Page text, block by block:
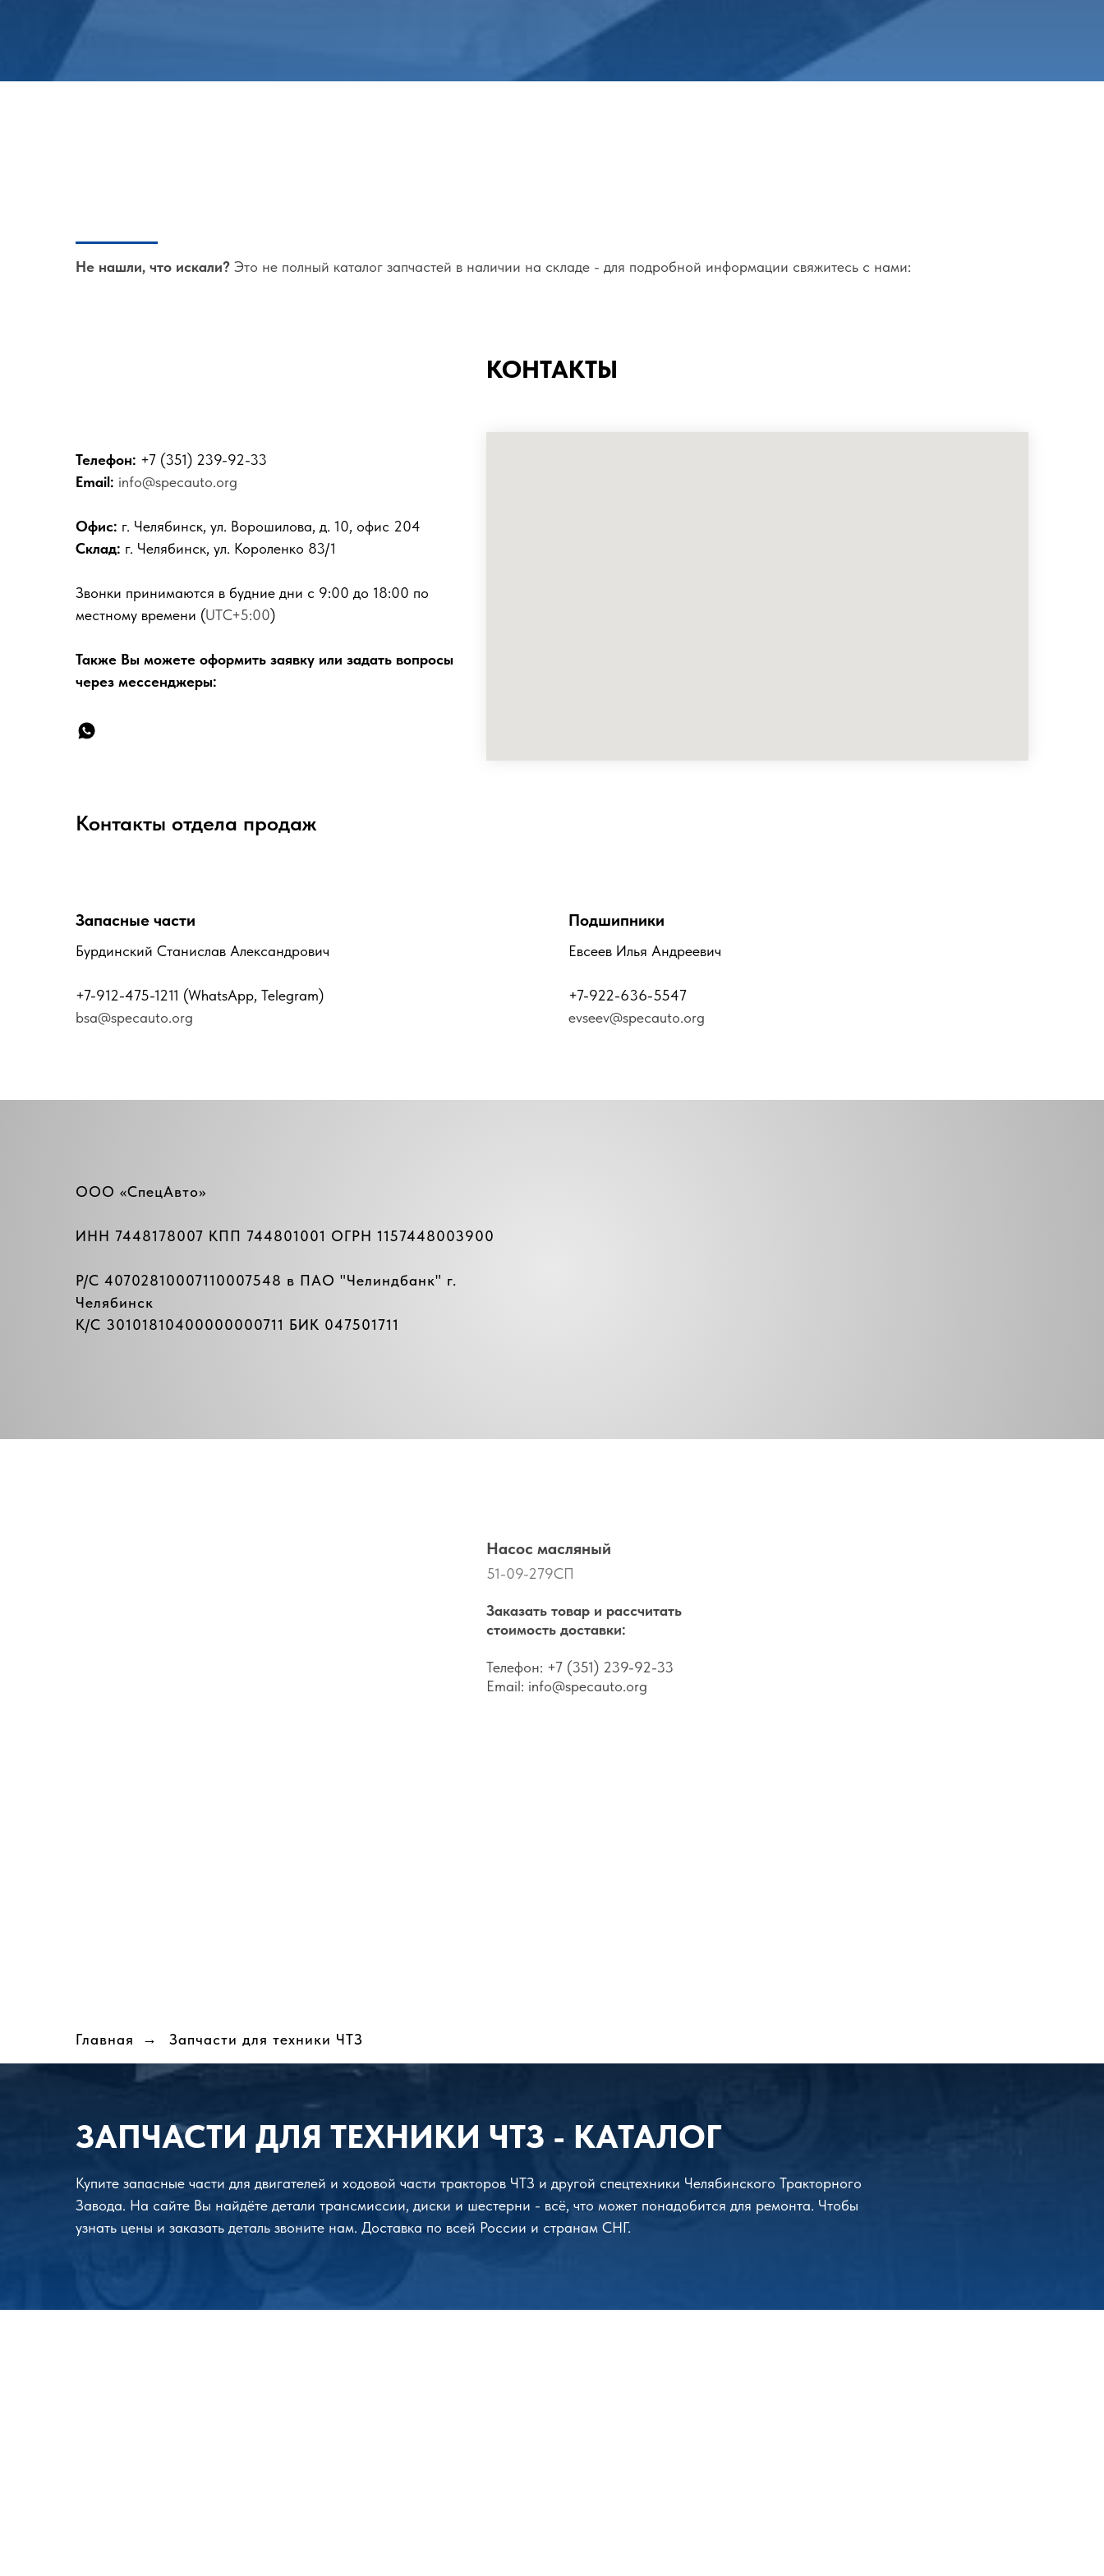
Не нашли, что искали? Это не полный каталог запчастей в наличии на складе - для подробной информации свяжитесь с нами:
КОНТАКТЫ
Телефон: +7 (351) 239-92-33
Email: info@specauto.org
Офис: г. Челябинск, ул. Ворошилова, д. 10, офис 204
Склад: г. Челябинск, ул. Короленко 83/1
Звонки принимаются в будние дни с 9:00 до 18:00 по
местному времени (UTC+5:00)
Также Вы можете оформить заявку или задать вопросы
через мессенджеры:
Контакты отдела продаж
Запасные части
Бурдинский Станислав Александрович
+7-912-475-1211 (WhatsApp, Telegram)
bsa@specauto.org
Подшипники
Евсеев Илья Андреевич
+7-922-636-5547
evseev@specauto.org
ООО «СпецАвто»
ИНН 7448178007 КПП 744801001 ОГРН 1157448003900
Р/C 40702810007110007548 в ПАО "Челиндбанк" г.
Челябинск
К/C 30101810400000000711 БИК 047501711
Насос масляный
51-09-279СП
Заказать товар и рассчитать
стоимость доставки:
Телефон: +7 (351) 239-92-33
Email: info@specauto.org
Главная → Запчасти для техники ЧТЗ
ЗАПЧАСТИ ДЛЯ ТЕХНИКИ ЧТЗ - КАТАЛОГ
Купите запасные части для двигателей и ходовой части тракторов ЧТЗ и другой спецтехники Челябинского Тракторного
Завода. На сайте Вы найдёте детали трансмиссии, диски и шестерни - всё, что может понадобится для ремонта. Чтобы
узнать цены и заказать деталь звоните нам. Доставка по всей России и странам СНГ.